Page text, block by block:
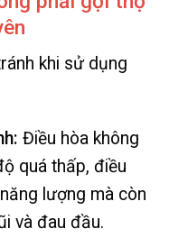
khi sử dụng
Điều hòa không
quá thấp, điều
lượng mà còn
và đau đầu.